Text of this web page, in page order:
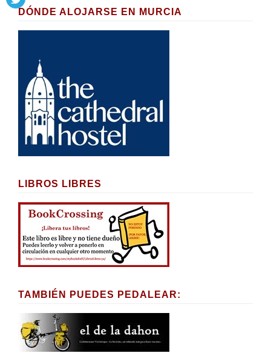
DÓNDE ALOJARSE EN MURCIA
LIBROS LIBRES
TAMBIÉN PUEDES PEDALEAR: